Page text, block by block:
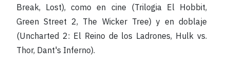
Break, Lost), como en cine (Trilogia El Hobbit,
Green Street 2, The Wicker Tree) y en doblaje
(Uncharted 2: El Reino de los Ladrones, Hulk vs.
Thor, Dant's Inferno).